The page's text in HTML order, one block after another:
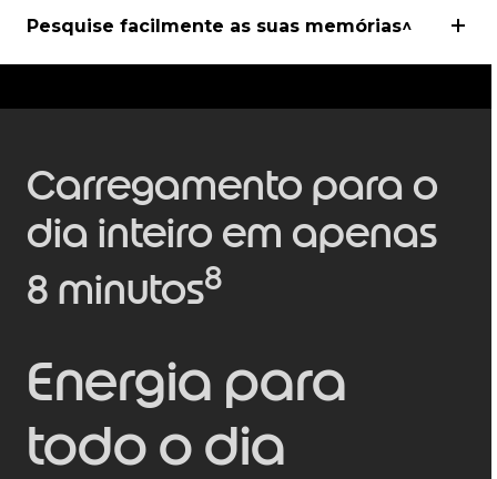
Pesquise facilmente as suas memórias^
Carregamento para o
dia inteiro em apenas
8 minutos8
Energia para
todo o dia